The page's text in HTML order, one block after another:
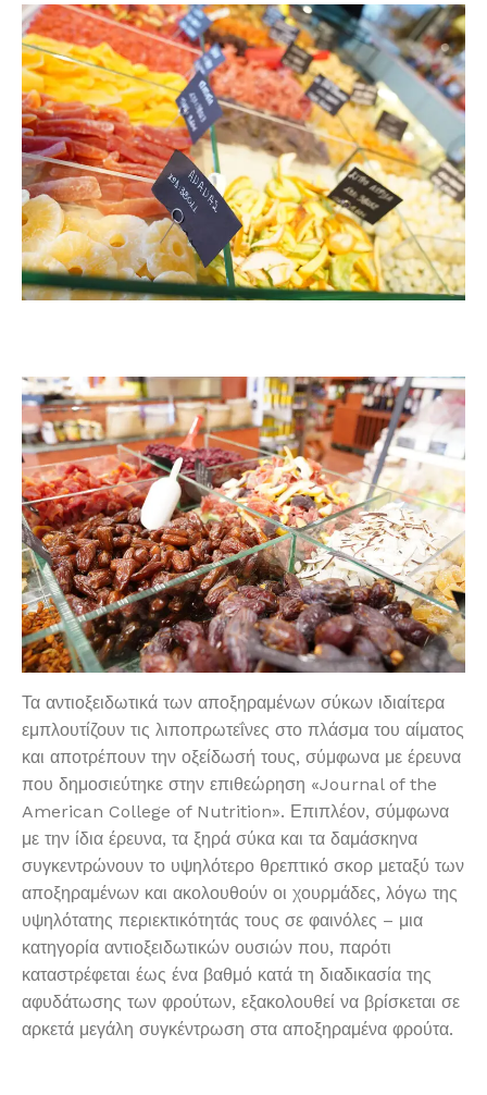
Τα αντιοξειδωτικά των αποξηραμένων σύκων ιδιαίτερα
εμπλουτίζουν τις λιποπρωτεΐνες στο πλάσμα του αίματος
και αποτρέπουν την οξείδωσή τους, σύμφωνα με έρευνα
που δημοσιεύτηκε στην επιθεώρηση «Journal of the
American College of Nutrition». Επιπλέον, σύμφωνα
με την ίδια έρευνα, τα ξηρά σύκα και τα δαμάσκηνα
συγκεντρώνουν το υψηλότερο θρεπτικό σκορ μεταξύ των
αποξηραμένων και ακολουθούν οι χουρμάδες, λόγω της
υψηλότατης περιεκτικότητάς τους σε φαινόλες – μια
κατηγορία αντιοξειδωτικών ουσιών που, παρότι
καταστρέφεται έως ένα βαθμό κατά τη διαδικασία της
αφυδάτωσης των φρούτων, εξακολουθεί να βρίσκεται σε
αρκετά μεγάλη συγκέντρωση στα αποξηραμένα φρούτα.